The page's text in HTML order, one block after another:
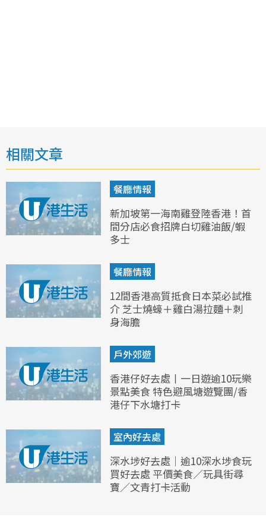
相關文章
餐廳情報
新加坡第一海南雞登陸香港！首
間分店必食招牌白切雞油飯/蝦
多士
餐廳情報
12間香港高質抵食日本菜必試推
介 芝士燒蠔＋雞白湯拉麵＋刺
身海膽
戶外郊遊
香港仔好去處丨一日遊逾10玩樂
景點美食 特色避風塘遊覽團/香
港仔下水塘打卡
室內好去處
深水埗好去處｜逾10深水埗食玩
買好去處 平價美食／玩具街尋
寶／文青打卡活動